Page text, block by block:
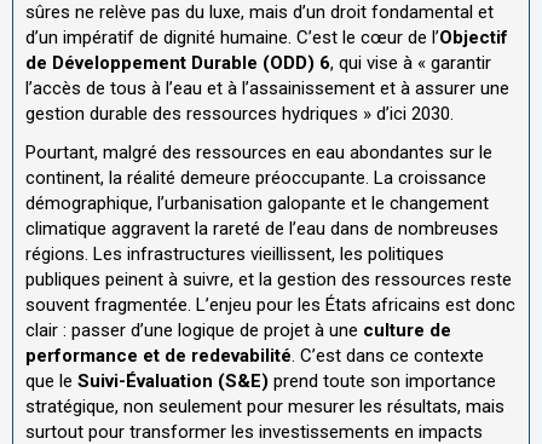
sûres ne relève pas du luxe, mais d’un droit fondamental et
d’un impératif de dignité humaine. C’est le cœur de l’Objectif
de Développement Durable (ODD) 6, qui vise à « garantir
l’accès de tous à l’eau et à l’assainissement et à assurer une
gestion durable des ressources hydriques » d’ici 2030.
Pourtant, malgré des ressources en eau abondantes sur le
continent, la réalité demeure préoccupante. La croissance
démographique, l’urbanisation galopante et le changement
climatique aggravent la rareté de l’eau dans de nombreuses
régions. Les infrastructures vieillissent, les politiques
publiques peinent à suivre, et la gestion des ressources reste
souvent fragmentée. L’enjeu pour les États africains est donc
clair : passer d’une logique de projet à une culture de
performance et de redevabilité . C’est dans ce contexte
que le Suivi-Évaluation (S&E) prend toute son importance
stratégique, non seulement pour mesurer les résultats, mais
surtout pour transformer les investissements en impacts